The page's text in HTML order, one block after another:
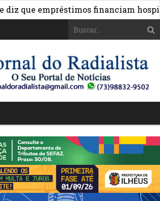
empréstimos financiam hospitais